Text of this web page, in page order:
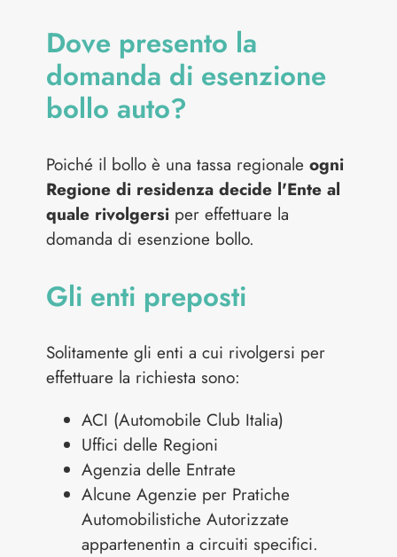
Dove presento la
domanda di esenzione
bollo auto?
Poiché il bollo è una tassa regionaleogni
Regione di residenza decide l'Ente al
quale rivolgersi per effettuare la
domanda di esenzione bollo.
Gli enti preposti
Solitamente gli enti a cui rivolgersi per
effettuare la richiesta sono:
ACI (Automobile Club Italia)
Uffici delle Regioni
Agenzia delle Entrate
Alcune Agenzie per Pratiche
Automobilistiche Autorizzate
appartenentin a circuiti specifici.